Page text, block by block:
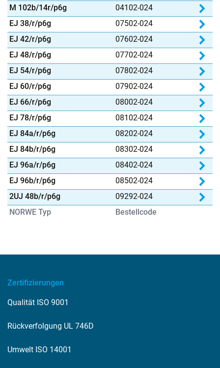
NORWE Typ Bestellcode
M 102b/14r/p6g 04102-024
EJ 38/r/p6g 07502-024
EJ 42/r/p6g 07602-024
EJ 48/r/p6g 07702-024
EJ 54/r/p6g 07802-024
EJ 60/r/p6g 07902-024
EJ 66/r/p6g 08002-024
EJ 78/r/p6g 08102-024
EJ 84a/r/p6g 08202-024
EJ 84b/r/p6g 08302-024
EJ 96a/r/p6g 08402-024
EJ 96b/r/p6g 08502-024
2UJ 48b/r/p6g 09292-024
Zertifizierungen
Qualität ISO 9001
Rückverfolgung UL 746D
Umwelt ISO 14001